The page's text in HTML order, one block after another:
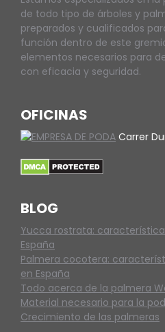
de todo tipo de árboles y
preparados y cualificados
función dentro de este
elementos necesarios para
con eficacia y seguridad.
OFICINAS
Carrer
BLOG
Yucca rostrata:
España
Palmera cocotera:
en España
Todo acerca de la palmera
Material necesario para la
Crecimiento de las palmeras